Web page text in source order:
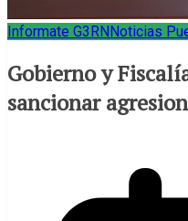
Informate G3RN Noticias
Gobierno y
sancionar